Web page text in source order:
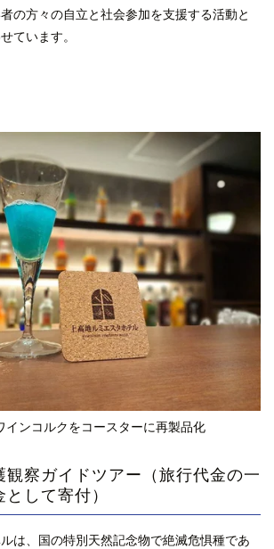
の方々の自立と社会参加を支援する活動と
ています。
インコルクをコースターに再製品化
観察ガイドツアー（旅行代金の一
して寄付）
は、国の特別天然記念物で絶滅危惧種であ